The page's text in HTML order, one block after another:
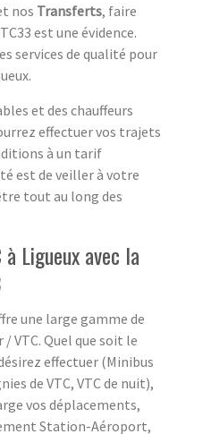
nos Transferts, faire
est une évidence.
services de qualité pour
et des chauffeurs
effectuer vos trajets
à un tarif
est de veiller à votre
tout au long des
Ligueux avec la
une large gamme de
VTC. Quel que soit le
effectuer (Minibus
de VTC, VTC de nuit),
vos déplacements,
Station-Aéroport,